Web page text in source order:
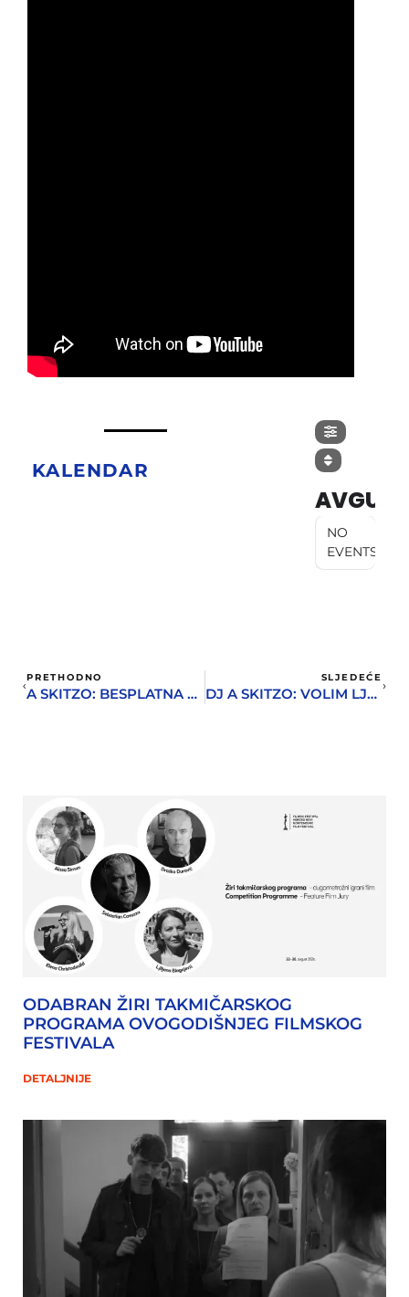
KALENDAR
AVGUST
NO
EVENTS
PRETHODNO
A SKITZO: BESPLATNA SCRATCH RADIONICA I DJ SHOW U PROSTORIJI
SLJEDEĆE
DJ A SKITZO: VOLIM LJUDE KOJI VOLE MUZIKU
ODABRAN ŽIRI TAKMIČARSKOG
PROGRAMA OVOGODIŠNJEG FILMSKOG
FESTIVALA
DETALJNIJE